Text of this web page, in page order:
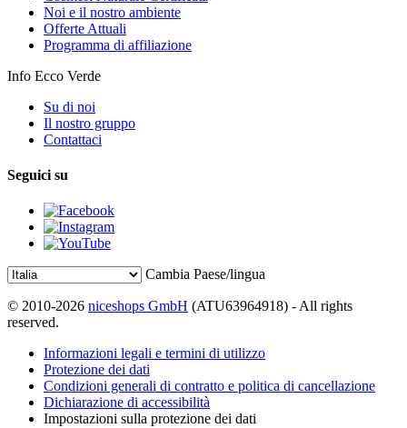
Noi e il nostro ambiente
Offerte Attuali
Programma di affiliazione
Info Ecco Verde
Su di noi
Il nostro gruppo
Contattaci
Seguici su
Cambia Paese/lingua
© 2010-2026 niceshops GmbH (ATU63964918) - All rights
reserved.
Informazioni legali e termini di utilizzo
Protezione dei dati
Condizioni generali di contratto e politica di cancellazione
Dichiarazione di accessibilità
Impostazioni sulla protezione dei dati